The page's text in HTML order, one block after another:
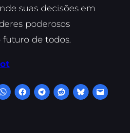
suas decisões em
poderosos
de todos.